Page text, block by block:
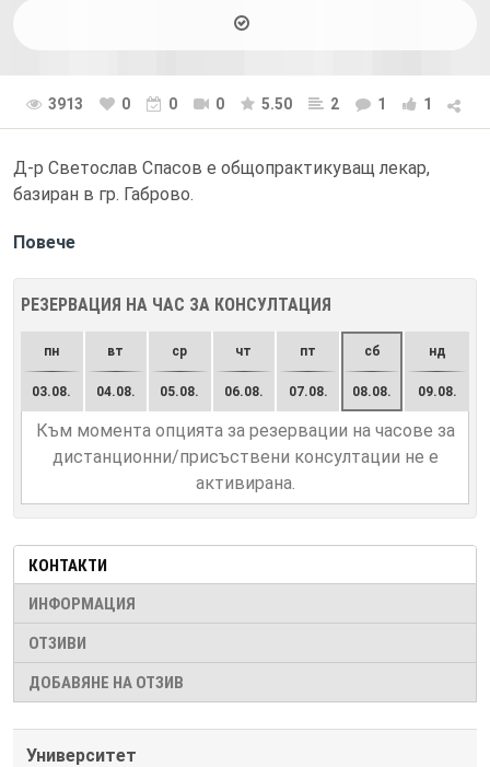
3913 0 0 0 5.50 2 1 1
Д-р Светослав Спасов е общопрактикуващ лекар,
базиран в гр. Габрово.
Повече
РЕЗЕРВАЦИЯ НА ЧАС ЗА КОНСУЛТАЦИЯ
пн
03.08.
вт
04.08.
ср
05.08.
чт
06.08.
пт
07.08.
сб
08.08.
нд
09.08.
Към момента опцията за резервации на часове за
дистанционни/присъствени консултации не е
активирана.
КОНТАКТИ
ИНФОРМАЦИЯ
ОТЗИВИ
ДОБАВЯНЕ НА ОТЗИВ
Университет